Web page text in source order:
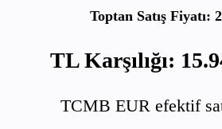
Toptan Satış Fiyatı:
TL Karşılığı:
TCMB EUR efektif